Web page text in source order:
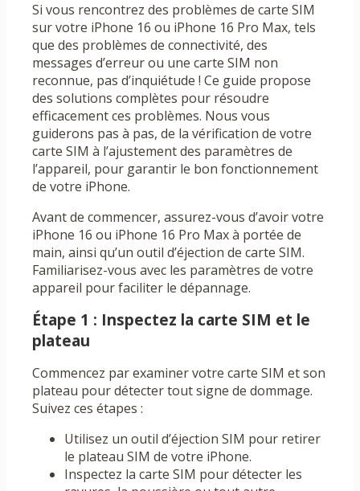
Si vous rencontrez des problèmes de carte SIM
sur votre iPhone 16 ou iPhone 16 Pro Max, tels
que des problèmes de connectivité, des
messages d’erreur ou une carte SIM non
reconnue, pas d’inquiétude ! Ce guide propose
des solutions complètes pour résoudre
efficacement ces problèmes. Nous vous
guiderons pas à pas, de la vérification de votre
carte SIM à l’ajustement des paramètres de
l’appareil, pour garantir le bon fonctionnement
de votre iPhone.
Avant de commencer, assurez-vous d’avoir votre
iPhone 16 ou iPhone 16 Pro Max à portée de
main, ainsi qu’un outil d’éjection de carte SIM.
Familiarisez-vous avec les paramètres de votre
appareil pour faciliter le dépannage.
Étape 1 : Inspectez la carte SIM et le
plateau
Commencez par examiner votre carte SIM et son
plateau pour détecter tout signe de dommage.
Suivez ces étapes :
Utilisez un outil d’éjection SIM pour retirer
le plateau SIM de votre iPhone.
Inspectez la carte SIM pour détecter les